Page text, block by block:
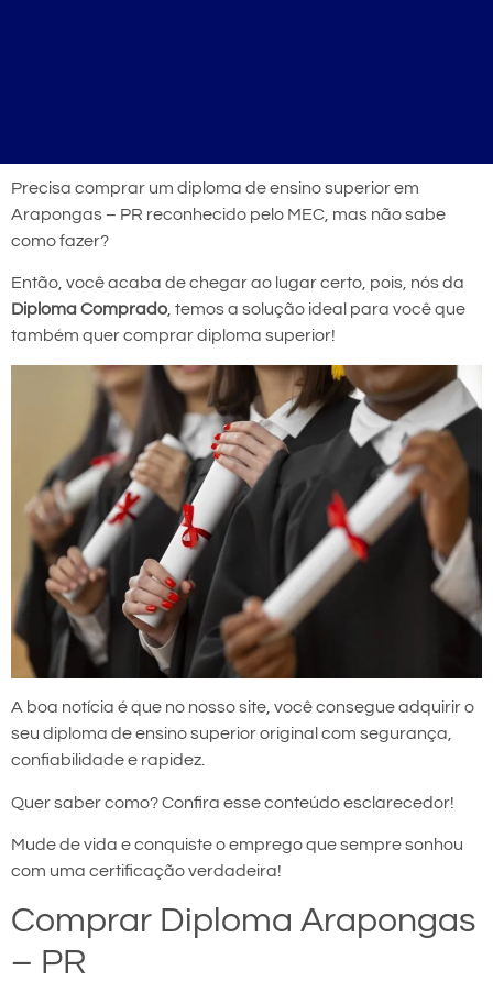
Precisa comprar um diploma de ensino superior em
Arapongas – PR reconhecido pelo MEC, mas não sabe
como fazer?
Então, você acaba de chegar ao lugar certo, pois, nós da
Diploma Comprado, temos a solução ideal para você que
também quer comprar diploma superior!
A boa notícia é que no nosso site, você consegue adquirir o
seu diploma de ensino superior original com segurança,
confiabilidade e rapidez.
Quer saber como? Confira esse conteúdo esclarecedor!
Mude de vida e conquiste o emprego que sempre sonhou
com uma certificação verdadeira!
Comprar Diploma Arapongas
– PR